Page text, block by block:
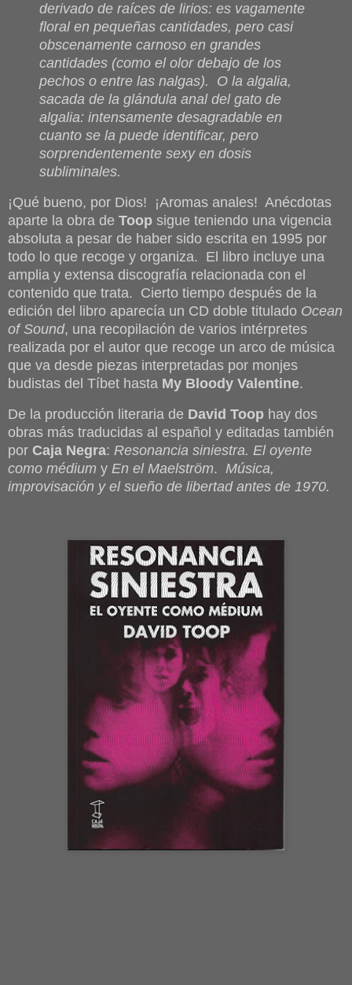
derivado de raíces de lirios: es vagamente
floral en pequeñas cantidades, pero casi
obscenamente carnoso en grandes
cantidades (como el olor debajo de los
pechos o entre las nalgas). O la algalia,
sacada de la glándula anal del gato de
algalia: intensamente desagradable en
cuanto se la puede identificar, pero
sorprendentemente sexy en dosis
subliminales.
¡Qué bueno, por Dios! ¡Aromas anales! Anécdotas
aparte la obra de Toop sigue teniendo una vigencia
absoluta a pesar de haber sido escrita en 1995 por
todo lo que recoge y organiza. El libro incluye una
amplia y extensa discografía relacionada con el
contenido que trata. Cierto tiempo después de la
edición del libro aparecía un CD doble titulado Ocean
of Sound, una recopilación de varios intérpretes
realizada por el autor que recoge un arco de música
que va desde piezas interpretadas por monjes
budistas del Tíbet hasta My Bloody Valentine.
De la producción literaria de David Toop hay dos
obras más traducidas al español y editadas también
por Caja Negra: Resonancia siniestra. El oyente
como médium y En el Maelström. Música,
improvisación y el sueño de libertad antes de 1970.